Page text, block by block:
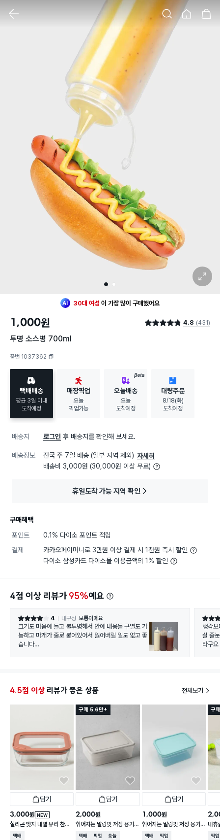
검색
1 2
확대 보기
243명
최근 한달243명이구매했어요
1,000원 별점 4.8점 4.8 (431)
투명 소스병 700ml
품번 1037362
택배배송
평균 3일 이내
도착예정
매장픽업
오늘
픽업가능
BETA
오늘배송
오늘
도착예정
대량주문
8/18(화)
도착예정
배송지 로그인 후 배송지를 확인해 보세요.
배송정보 전국 주 7일 배송 (일부 지역 제외) 자세히
배송비 3,000원 (30,000원 이상 무료)
휴일도착 가능 지역 확인
구매혜택
포인트
0.1% 다이소 포인트 적립
결제
카카오페이머니로 3만원 이상 결제 시 1천원 즉시 할인
다이소 삼성카드 다이소몰 이용금액의 1% 할인
4점 이상 리뷰가 95%예요
별점 4점 4 내구성 보통이에요
크기도 마음에 들고 불투명해서 안에 내용물 구별도 가
능하고 마개가 줄로 붙어있어서 잃어버릴 일도 없고 좋
습니다
별점 5
생각
실 줄
라구
4.5점 이상 리뷰가 좋은 상품 전체보기
담기
NEW
3,000원
실리콘 엣지 내열 유리 찬통
550 ml
택배배송
구매 5.6만+
담기
2,000원
휘어지는 말랑핏 저장 용기
2 L 그레이
택배배송매장픽업오늘배송
담기
1,000원
휘어지는 말랑핏 저장 용기
900ml 스카이블루
택배배송매장픽업
구
내츄
매장